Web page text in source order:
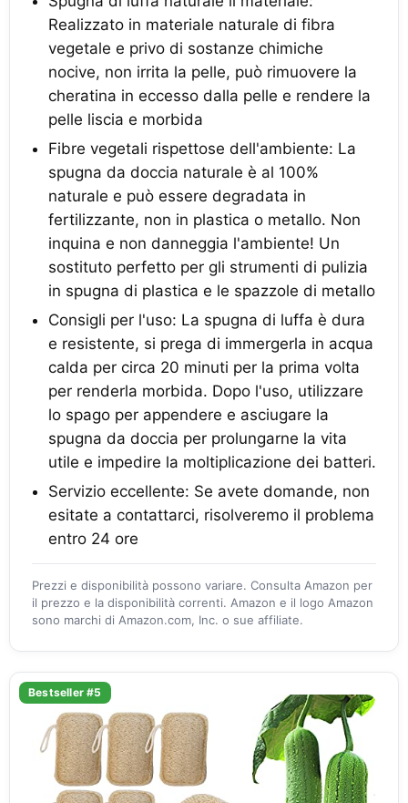
Realizzato in materiale naturale di fibra
vegetale e privo di sostanze chimiche
nocive, non irrita la pelle, può rimuovere la
cheratina in eccesso dalla pelle e rendere la
pelle liscia e morbida
Fibre vegetali rispettose dell'ambiente: La
spugna da doccia naturale è al 100%
naturale e può essere degradata in
fertilizzante, non in plastica o metallo. Non
inquina e non danneggia l'ambiente! Un
sostituto perfetto per gli strumenti di pulizia
in spugna di plastica e le spazzole di metallo
Consigli per l'uso: La spugna di luffa è dura
e resistente, si prega di immergerla in acqua
calda per circa 20 minuti per la prima volta
per renderla morbida. Dopo l'uso, utilizzare
lo spago per appendere e asciugare la
spugna da doccia per prolungarne la vita
utile e impedire la moltiplicazione dei batteri.
Servizio eccellente: Se avete domande, non
esitate a contattarci, risolveremo il problema
entro 24 ore
Prezzi e disponibilità possono variare. Consulta Amazon per
il prezzo e la disponibilità correnti. Amazon e il logo Amazon
sono marchi di Amazon.com, Inc. o sue affiliate.
Bestseller #5